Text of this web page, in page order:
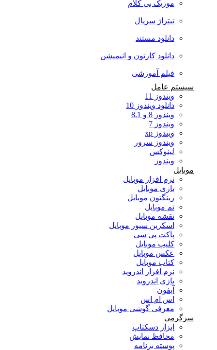
موزیک بی کلام
تیتراژ سریال
دانلود مستند
دانلود کارتون و انیمیشن
فیلم آموزشی
سیستم عامل
ویندوز 11
دانلود ویندوز 10
ویندوز 8 و 8.1
ویندوز 7
ویندوز xp
ویندوز سرور
لینوکس
ویندوز
موبایل
نرم افزار موبایل
بازی موبایل
رینگتون موبایل
تم موبایل
نقشه موبایل
اسکرین سیور موبایل
پاکت پی سی
کلیپ موبایل
عکس موبایل
کتاب موبایل
نرم افزار اندروید
بازی اندروید
آیفون
اس ام اس
معرفی گوشی موبایل
سرگرمی
ابزار دسکتاپ
محافظ نمایش
پوسته برنامه